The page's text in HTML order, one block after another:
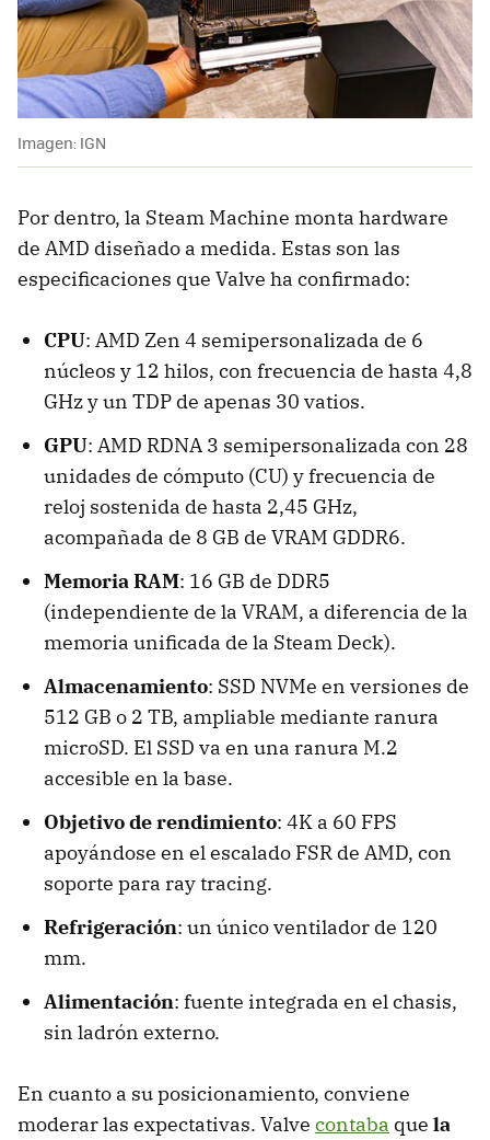
Imagen: IGN
Por dentro, la Steam Machine monta hardware
de AMD diseñado a medida. Estas son las
especificaciones que Valve ha confirmado:
CPU: AMD Zen 4 semipersonalizada de 6
núcleos y 12 hilos, con frecuencia de hasta 4,8
GHz y un TDP de apenas 30 vatios.
GPU: AMD RDNA 3 semipersonalizada con 28
unidades de cómputo (CU) y frecuencia de
reloj sostenida de hasta 2,45 GHz,
acompañada de 8 GB de VRAM GDDR6.
Memoria RAM: 16 GB de DDR5
(independiente de la VRAM, a diferencia de la
memoria unificada de la Steam Deck).
Almacenamiento: SSD NVMe en versiones de
512 GB o 2 TB, ampliable mediante ranura
microSD. El SSD va en una ranura M.2
accesible en la base.
Objetivo de rendimiento: 4K a 60 FPS
apoyándose en el escalado FSR de AMD, con
soporte para ray tracing.
Refrigeración: un único ventilador de 120
mm.
Alimentación: fuente integrada en el chasis,
sin ladrón externo.
En cuanto a su posicionamiento, conviene
moderar las expectativas. Valve contaba que la